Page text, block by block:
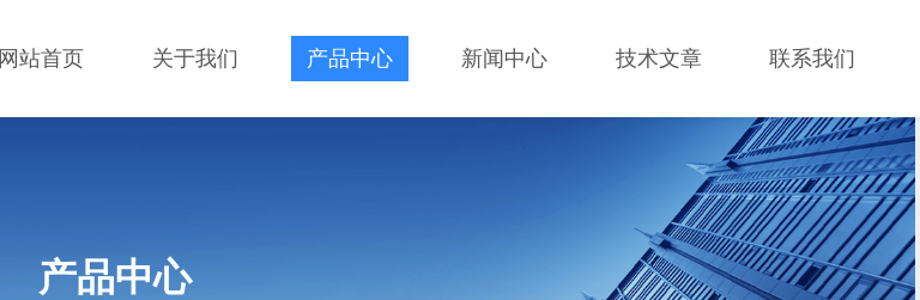
网站首页 关于我们 产品中心 新闻中心 技术文章 联系我们
产品中心